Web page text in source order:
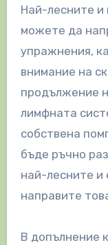
Най-лесните
можете да
упражнения,
внимание на
продължение
лимфната
собствена
бъде ръчно
най-лесните и
направите
В допълнение